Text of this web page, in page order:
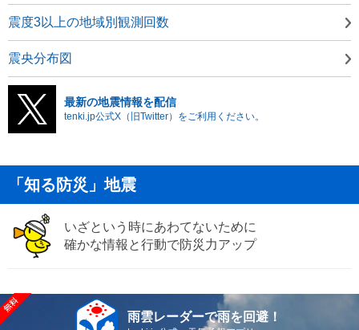
震度3以上の地域別観測回数
震央分布図
最新の地震情報を配信
tenki.jp公式X（旧Twitter）をご利用ください。
「知る防災」地震
いざという時にあわてないために
確かな情報と行動で防災力アップ
雨雲レーダーで雨を回避！